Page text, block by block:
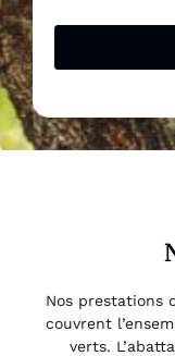
Nos prestations
couvrent
verts.